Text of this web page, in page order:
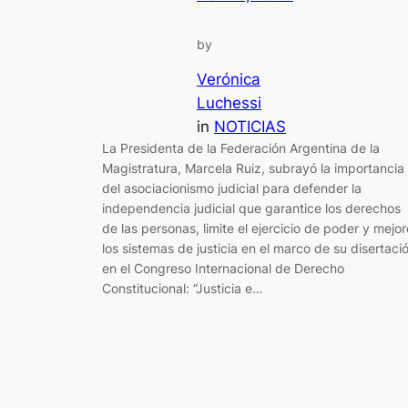
by
Verónica
Luchessi
in NOTICIAS
La Presidenta de la Federación Argentina de la
Magistratura, Marcela Ruiz, subrayó la importancia
del asociacionismo judicial para defender la
independencia judicial que garantice los derechos
de las personas, limite el ejercicio de poder y
los sistemas de justicia en el marco de su
en el Congreso Internacional de Derecho
Constitucional: “Justicia e…